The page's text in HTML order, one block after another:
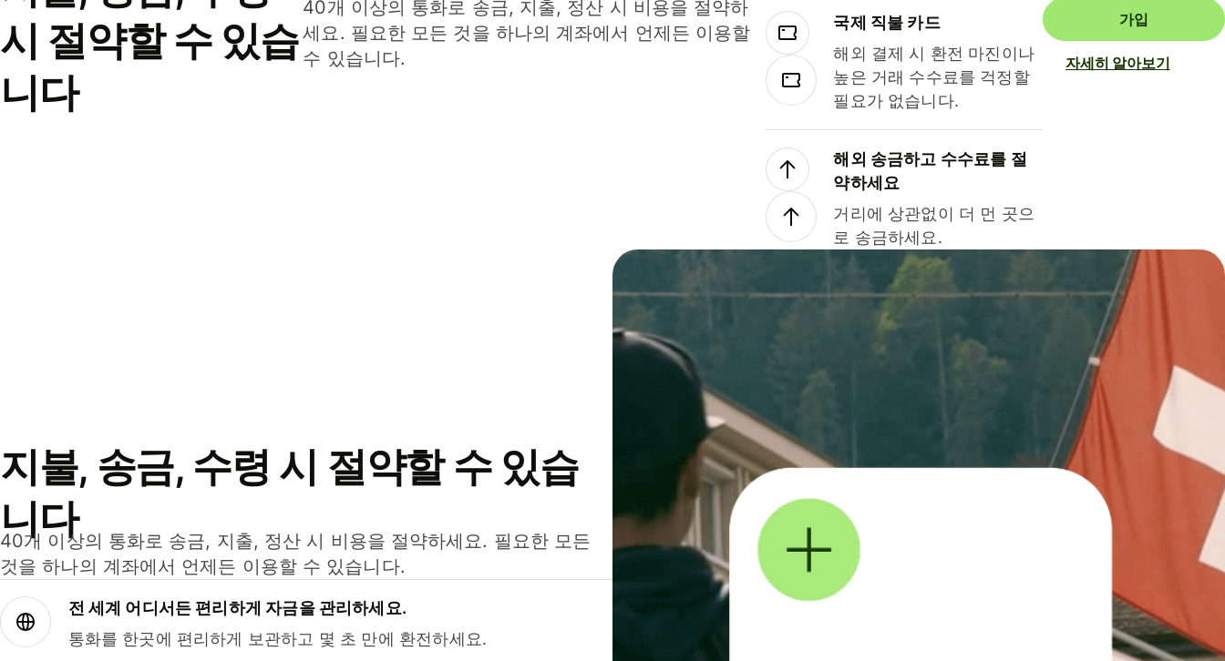
시 절약할 수 있습
니다
40개 이상의 통화로 송금, 지출, 정산 시 비용을 절약하
세요. 필요한 모든 것을 하나의 계좌에서 언제든 이용할
수 있습니다.
국제 직불 카드
해외 결제 시 환전 마진이나
높은 거래 수수료를 걱정할
필요가 없습니다.
해외 송금하고 수수료를 절
약하세요
거리에 상관없이 더 먼 곳으
로 송금하세요.
가입
자세히 알아보기
지불, 송금, 수령 시 절약할 수 있습
니다
40개 이상의 통화로 송금, 지출, 정산 시 비용을 절약하세요. 필요한 모든
것을 하나의 계좌에서 언제든 이용할 수 있습니다.
전 세계 어디서든 편리하게 자금을 관리하세요.
통화를 한곳에 편리하게 보관하고 몇 초 만에 환전하세요.